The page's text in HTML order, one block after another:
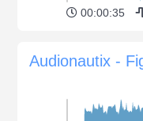
00:00:35
Audionautix -